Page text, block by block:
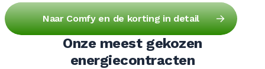
Naar Comfy en de korting in detail
Onze meest gekozen
energiecontracten